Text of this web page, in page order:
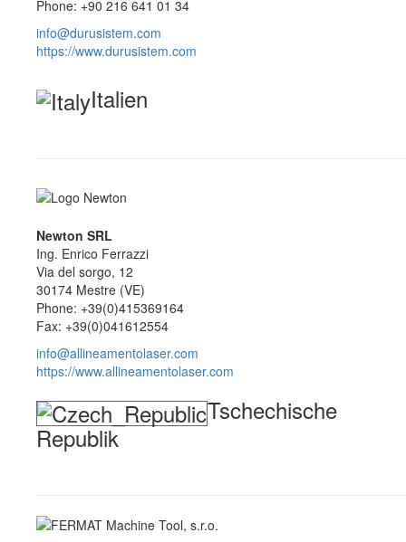
Phone: +90 216 641 01 34
info@durusistem.com
https://www.durusistem.com
Italien
Newton SRL
Ing. Enrico Ferrazzi
Via del sorgo, 12
30174 Mestre (VE)
Phone: +39(0)415369164
Fax: +39(0)041612554
info@allineamentolaser.com
https://www.allineamentolaser.com
Tschechische
Republik